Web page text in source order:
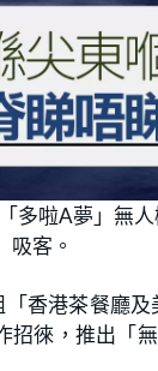
多啦A夢」無
吸客。
「香港茶餐廳
招徠，推出「